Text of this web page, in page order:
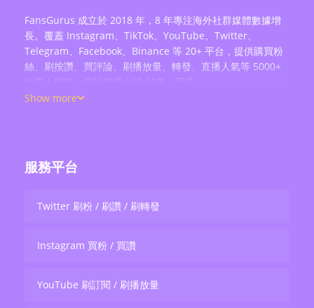
FansGurus 成立於 2018 年，8 年專注海外社群媒體數據增
長。覆蓋 Instagram、TikTok、YouTube、Twitter、
Telegram、Facebook、Binance 等 20+ 平台，提供購買粉
絲、刷按讚、買評論、刷播放量、轉發、直播人氣等 5000+
種真人服務，累計服務全球 20萬+ 用戶。
Show more
服務平台
Twitter 刷粉 / 刷讚 / 刷轉發
Instagram 買粉 / 買讚
YouTube 刷訂閱 / 刷播放量